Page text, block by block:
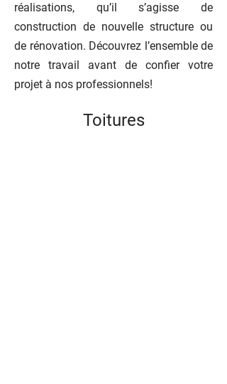
réalisations, qu’il s’agisse de
construction de nouvelle structure ou
de rénovation. Découvrez l’ensemble de
notre travail avant de confier votre
projet à nos professionnels!
Toitures